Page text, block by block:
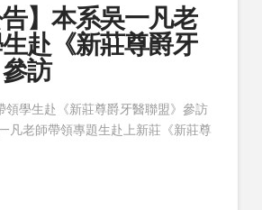
告】本系吳一凡老
赴《新莊尊爵牙
訪
領學生赴《新莊尊爵牙醫聯盟》參訪
凡老師帶領專題生赴上新莊《新莊尊